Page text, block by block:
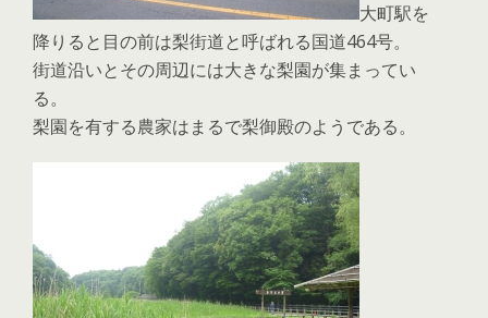
大町駅を
降りると目の前は梨街道と呼ばれる国道464号。
街道沿いとその周辺には大きな梨園が集まってい
る。
梨園を有する農家はまるで梨御殿のようである。